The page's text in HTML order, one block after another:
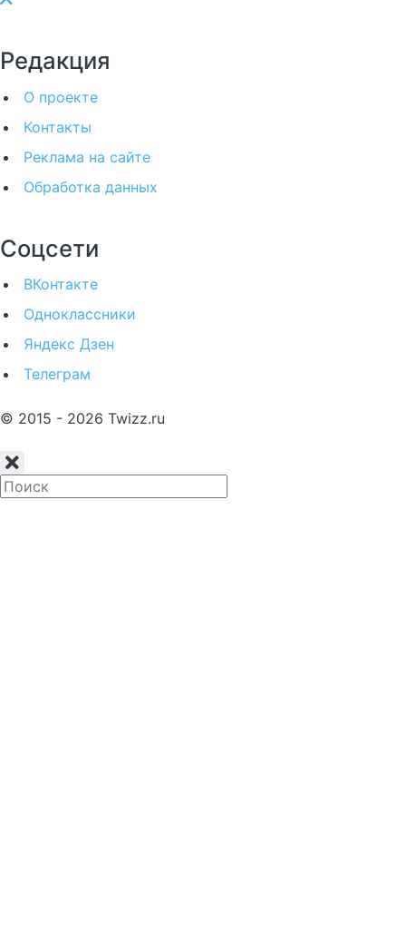
Редакция
О проекте
Контакты
Реклама на сайте
Обработка данных
Соцсети
ВКонтакте
Одноклассники
Яндекс Дзен
Телеграм
© 2015 - 2026 Twizz.ru